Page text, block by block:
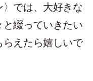
では、大好きな
綴っていきたい
らえたら嬉しいで